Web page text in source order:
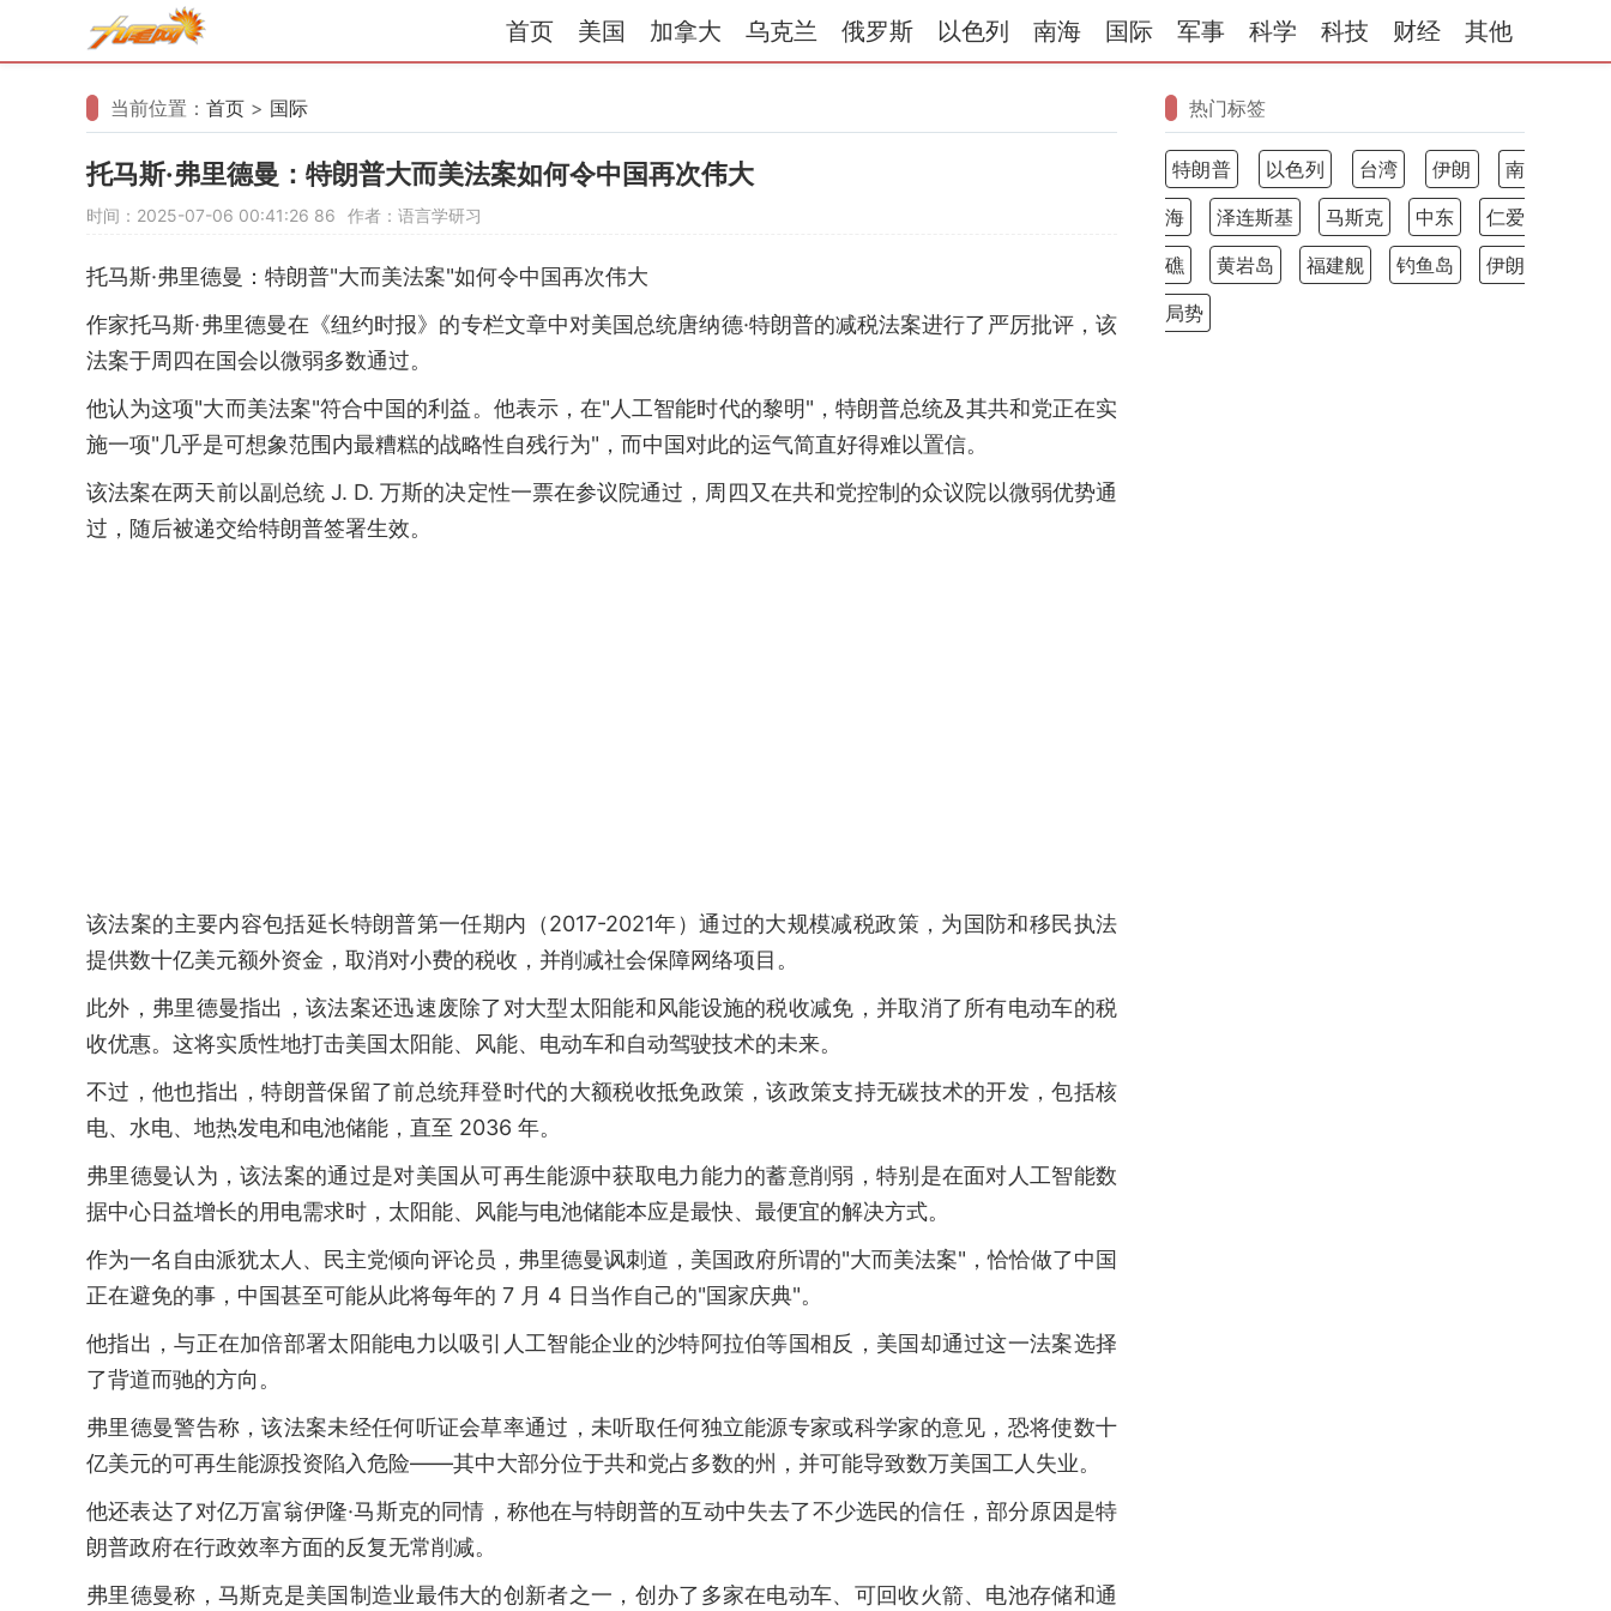
首页 美国 加拿大 乌克兰 俄罗斯 以色列 南海 国际 军事 科学 科技 财经 其他
当前位置： 首页 > 国际
托马斯·弗里德曼：特朗普大而美法案如何令中国再次伟大
时间：2025-07-06 00:41:26 86 作者：语言学研习
托马斯·弗里德曼：特朗普"大而美法案"如何令中国再次伟大
作家托马斯·弗里德曼在《纽约时报》的专栏文章中对美国总统唐纳德·特朗普的减税法案进行了严厉批评，该
法案于周四在国会以微弱多数通过。
他认为这项"大而美法案"符合中国的利益。他表示，在"人工智能时代的黎明"，特朗普总统及其共和党正在实
施一项"几乎是可想象范围内最糟糕的战略性自残行为"，而中国对此的运气简直好得难以置信。
该法案在两天前以副总统 J. D. 万斯的决定性一票在参议院通过，周四又在共和党控制的众议院以微弱优势通
过，随后被递交给特朗普签署生效。
该法案的主要内容包括延长特朗普第一任期内（2017-2021年）通过的大规模减税政策，为国防和移民执法
提供数十亿美元额外资金，取消对小费的税收，并削减社会保障网络项目。
此外，弗里德曼指出，该法案还迅速废除了对大型太阳能和风能设施的税收减免，并取消了所有电动车的税
收优惠。这将实质性地打击美国太阳能、风能、电动车和自动驾驶技术的未来。
不过，他也指出，特朗普保留了前总统拜登时代的大额税收抵免政策，该政策支持无碳技术的开发，包括核
电、水电、地热发电和电池储能，直至 2036 年。
弗里德曼认为，该法案的通过是对美国从可再生能源中获取电力能力的蓄意削弱，特别是在面对人工智能数
据中心日益增长的用电需求时，太阳能、风能与电池储能本应是最快、最便宜的解决方式。
作为一名自由派犹太人、民主党倾向评论员，弗里德曼讽刺道，美国政府所谓的"大而美法案"，恰恰做了中国
正在避免的事，中国甚至可能从此将每年的 7 月 4 日当作自己的"国家庆典"。
他指出，与正在加倍部署太阳能电力以吸引人工智能企业的沙特阿拉伯等国相反，美国却通过这一法案选择
了背道而驰的方向。
弗里德曼警告称，该法案未经任何听证会草率通过，未听取任何独立能源专家或科学家的意见，恐将使数十
亿美元的可再生能源投资陷入危险——其中大部分位于共和党占多数的州，并可能导致数万美国工人失业。
他还表达了对亿万富翁伊隆·马斯克的同情，称他在与特朗普的互动中失去了不少选民的信任，部分原因是特
朗普政府在行政效率方面的反复无常削减。
弗里德曼称，马斯克是美国制造业最伟大的创新者之一，创办了多家在电动车、可回收火箭、电池存储和通
热门标签
特朗普 以色列 台湾 伊朗
南
海
泽连斯基 马斯克 中东
仁爱
礁
黄岩岛 福建舰 钓鱼岛
伊朗
局势